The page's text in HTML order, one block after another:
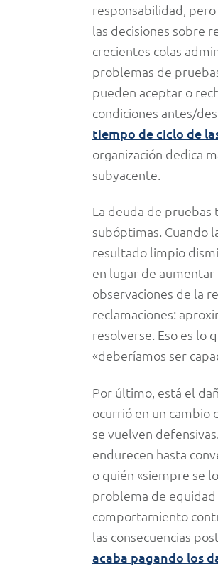
responsabilidad,
las decisiones sobre
crecientes colas
problemas de
pueden aceptar o
condiciones antes/
tiempo de ciclo de
organización dedica
subyacente.
La deuda de pruebas
subóptimas. Cuando
resultado limpio
en lugar de
observaciones de la
reclamaciones:
resolverse. Eso es lo
«deberíamos ser
Por último, está el
ocurrió en un cambio
se vuelven
endurecen hasta
o quién «siempre se
problema de equidad
comportamiento
las consecuencias
acaba pagando los